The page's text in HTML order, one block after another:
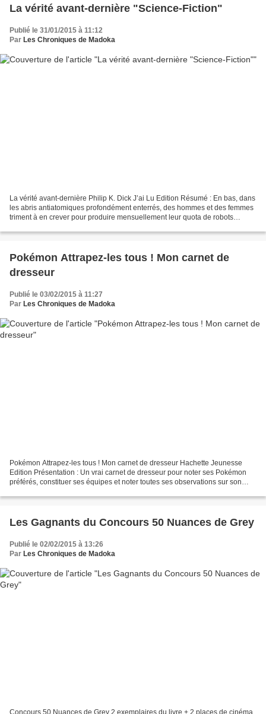
La vérité avant-dernière "Science-Fiction"
Publié le 31/01/2015 à 11:12
Par Les Chroniques de Madoka
La vérité avant-dernière Philip K. Dick J’ai Lu Edition Résumé : En bas, dans
les abris antiatomiques profondément enterrés, des hommes et des femmes
triment à en crever pour produire mensuellement leur quota de robots
Pokémon Attrapez-les tous ! Mon carnet de
dresseur
Publié le 03/02/2015 à 11:27
Par Les Chroniques de Madoka
Pokémon Attrapez-les tous ! Mon carnet de dresseur Hachette Jeunesse
Edition Présentation : Un vrai carnet de dresseur pour noter ses Pokémon
préférés, constituer ses équipes et noter toutes ses observations sur son
Les Gagnants du Concours 50 Nuances de Grey
Publié le 02/02/2015 à 13:26
Par Les Chroniques de Madoka
Concours 50 Nuances de Grey 2 exemplaires du livre + 2 places de cinéma